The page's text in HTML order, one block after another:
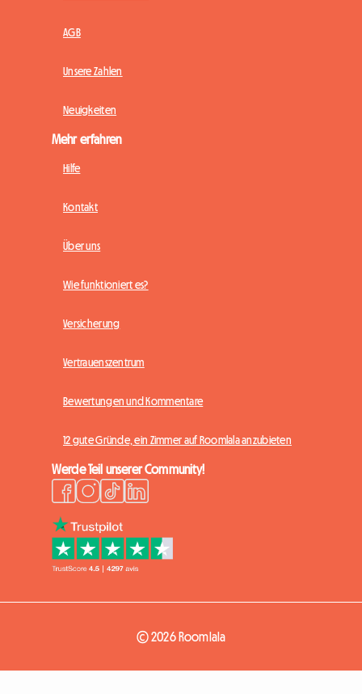
AGB
Unsere Zahlen
Neuigkeiten
Mehr erfahren
Hilfe
Kontakt
Über uns
Wie funktioniert es?
Versicherung
Vertrauenszentrum
Bewertungen und Kommentare
12 gute Gründe, ein Zimmer auf Roomlala anzubieten
Werde Teil unserer Community!
© 2026 Roomlala